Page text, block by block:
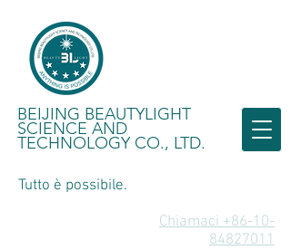
BEIJING BEAUTYLIGHT
SCIENCE AND
TECHNOLOGY CO., LTD.
Tutto è possibile.
Chiamaci +86-10-
84827011